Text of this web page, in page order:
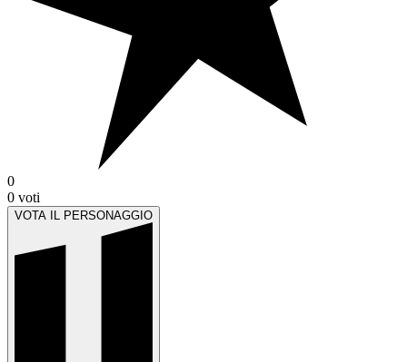
0
0 voti
VOTA IL PERSONAGGIO